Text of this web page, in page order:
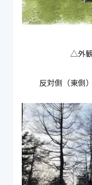
△外観
反対側（東側